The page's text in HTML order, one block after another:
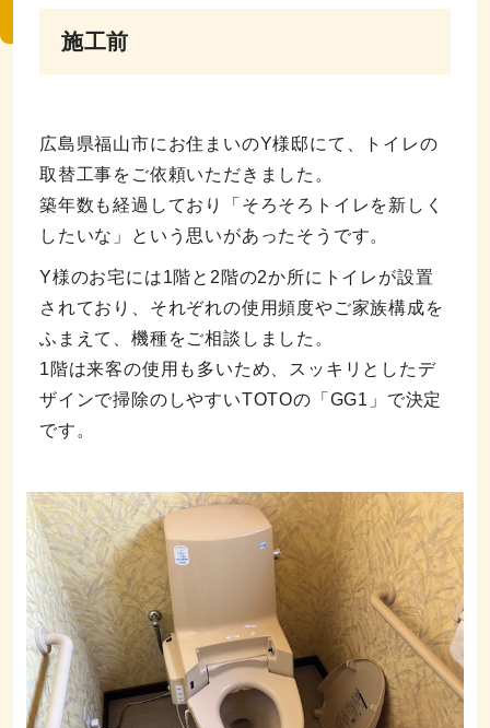
施工前
広島県福山市にお住まいのY様邸にて、トイレの
取替工事をご依頼いただきました。
築年数も経過しており「そろそろトイレを新しく
したいな」という思いがあったそうです。
Y様のお宅には1階と2階の2か所にトイレが設置
されており、それぞれの使用頻度やご家族構成を
ふまえて、機種をご相談しました。
1階は来客の使用も多いため、スッキリとしたデ
ザインで掃除のしやすいTOTOの「GG1」で決定
です。